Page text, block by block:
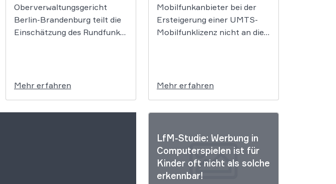
Oberverwaltungsgericht
Berlin-Brandenburg teilt die
Einschätzung des Rundfunks
Wahlwerbespot der NPD als
Mehr erfahren
Mobilfunkanbieter bei der
Ersteigerung einer UMTS-
Mobilfunklizenz nicht an die
erworbenen Lizenzrechte
Versteigerungserlös erstattet
wird. Dies ergibt sich aus
einer aktuellen Entscheidung
des
Mehr erfahren
LfM-Studie: Werbung in
Computerspielen ist für
Kinder oft nicht als solche
erkennbar!